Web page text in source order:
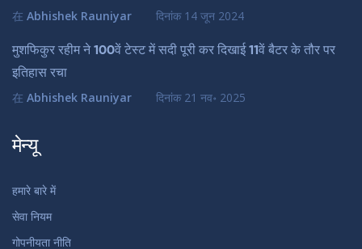
在 Abhishek Rauniyar दिनांक 14 जून 2024
मुशफिकुर रहीम ने 100वें टेस्ट में सदी पूरी कर दिखाई 11वें बैटर के तौर पर
इतिहास रचा
在 Abhishek Rauniyar दिनांक 21 नव॰ 2025
मेन्यू
हमारे बारे में
सेवा नियम
गोपनीयता नीति